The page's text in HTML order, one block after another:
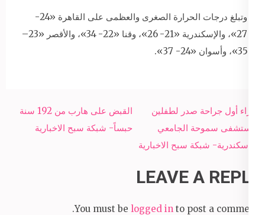
وتبلغ درجات الحرارة الصغرى والعظمى على القاهرة «24-
27»، والإسكندرية «21- 26»، وقنا «22- 34»، والأقصر «23–
35»، وأسوان «24- 37».
Post
navigation
القبض على هارب من 192 سنة
حبساً- شبكة سبح الاخبارية
إجراء أول جراحة صدر لطفلين
بمستشفى سموحة الجامعي
بالإسكندرية- شبكة سبح الاخبارية
LEAVE A REPLY
You must be logged in to post a comment.